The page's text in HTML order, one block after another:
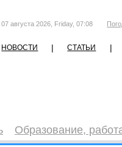
07 августа 2026, Friday, 07:08
НОВОСТИ | СТАТЬИ |
Образование,